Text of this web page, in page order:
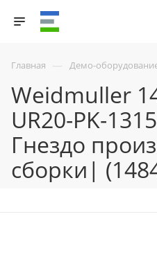
Главная — Демо-
Weidmuller
UR20-PK-
Гнездо
сборки|